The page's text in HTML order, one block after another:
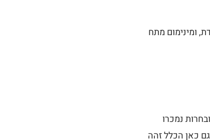
ומינימום מתח
נמכרו
כאן הכלל זהה